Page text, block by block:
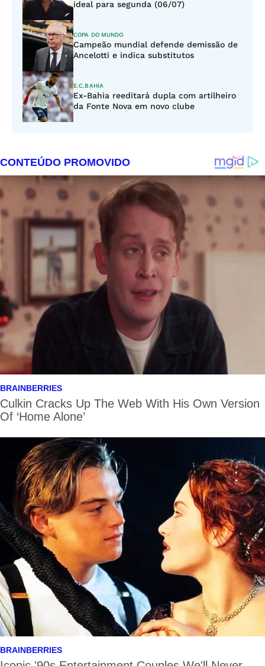
ideal para segunda (06/07)
COPA DO MUNDO
Campeão mundial defende demissão de
Ancelotti e indica substitutos
E.C.BAHIA
Ex-Bahia reeditará dupla com artilheiro
da Fonte Nova em novo clube